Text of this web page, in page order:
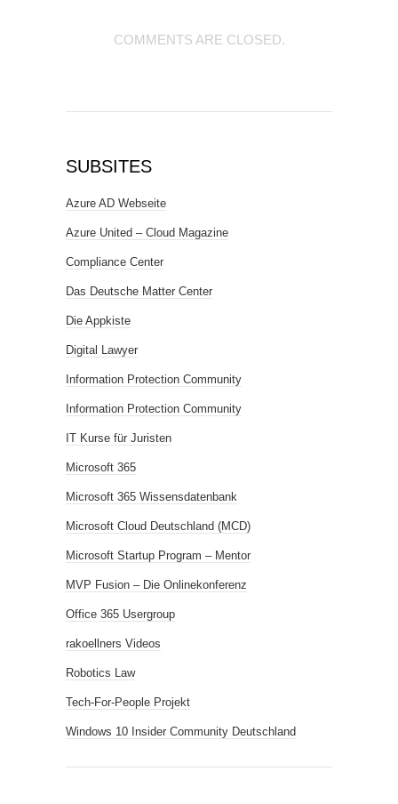
COMMENTS ARE CLOSED.
SUBSITES
Azure AD Webseite
Azure United – Cloud Magazine
Compliance Center
Das Deutsche Matter Center
Die Appkiste
Digital Lawyer
Information Protection Community
Information Protection Community
IT Kurse für Juristen
Microsoft 365
Microsoft 365 Wissensdatenbank
Microsoft Cloud Deutschland (MCD)
Microsoft Startup Program – Mentor
MVP Fusion – Die Onlinekonferenz
Office 365 Usergroup
rakoellners Videos
Robotics Law
Tech-For-People Projekt
Windows 10 Insider Community Deutschland